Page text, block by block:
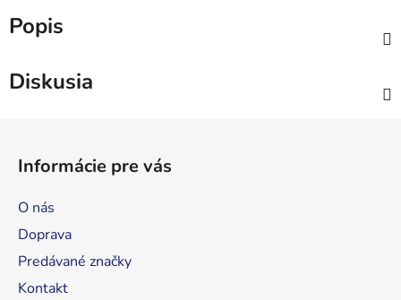
Popis
Diskusia
Informácie pre vás
O nás
Doprava
Predávané značky
Kontakt